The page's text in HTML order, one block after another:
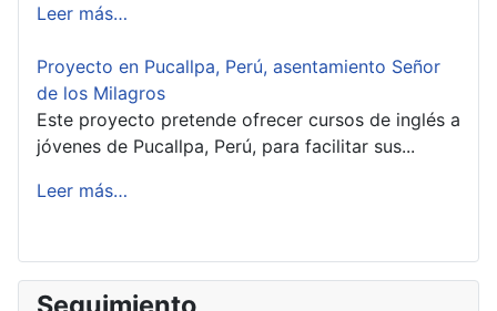
Leer más…
Proyecto en Pucallpa, Perú, asentamiento Señor
de los Milagros
Este proyecto pretende ofrecer cursos de inglés a
jóvenes de Pucallpa, Perú, para facilitar sus...
Leer más…
Seguimiento